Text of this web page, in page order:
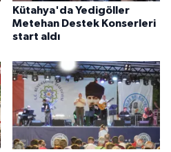
Kütahya'da Yedigöller
Metehan Destek Konserleri
start aldı